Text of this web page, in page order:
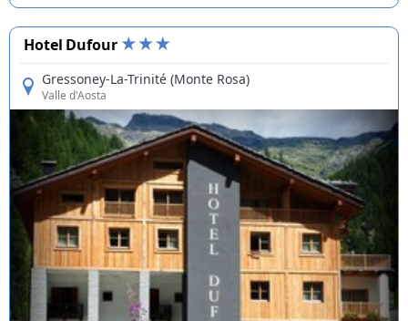
Hotel Dufour
Gressoney-La-Trinité (Monte Rosa)
Valle d'Aosta